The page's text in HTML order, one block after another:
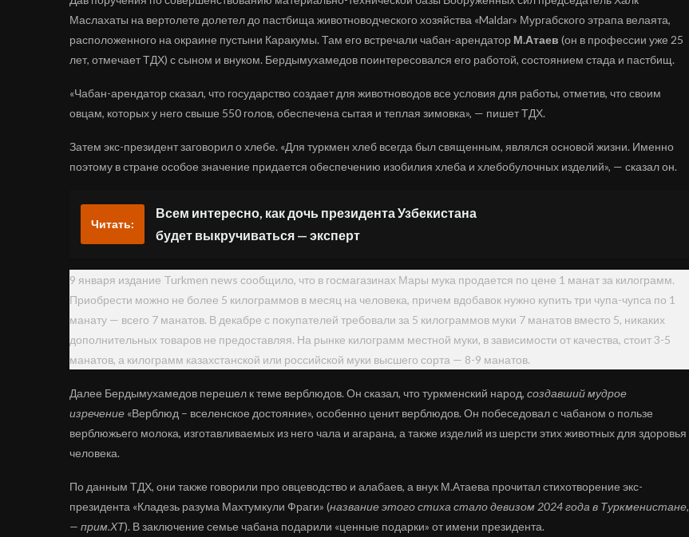
Маслахаты на вертолете долетел до пастбища животноводческого хозяйства «Maldar» Мургабского этрапа велаята,
расположенного на окраине пустыни Каракумы. Там его встречали чабан-арендатор М.Атаев (он в профессии уже 25
лет, отмечает ТДХ) с сыном и внуком. Бердымухамедов поинтересовался его работой, состоянием стада и пастбищ.
«Чабан-арендатор сказал, что государство создает для животноводов все условия для работы, отметив, что своим
овцам, которых у него свыше 550 голов, обеспечена сытая и теплая зимовка», — пишет ТДХ.
Затем экс-президент заговорил о хлебе. «Для туркмен хлеб всегда был священным, являлся основой жизни. Именно
поэтому в стране особое значение придается обеспечению изобилия хлеба и хлебобулочных изделий», — сказал он.
Читать:
Всем интересно, как дочь президента Узбекистана
будет выкручиваться — эксперт
9 января издание Turkmen news сообщило, что в госмагазинах Мары мука продается по цене 1 манат за килограмм.
Приобрести можно не более 5 килограммов в месяц на человека, причем вдобавок нужно купить три чупа-чупса по 1
манату — всего 7 манатов. В декабре с покупателей требовали за 5 килограммов муки 7 манатов вместо 5, никаких
дополнительных товаров не предоставляя. На рынке килограмм местной муки, в зависимости от качества, стоит 3-5
манатов, а килограмм казахстанской или российской муки высшего сорта — 8-9 манатов.
Далее Бердымухамедов перешел к теме верблюдов. Он сказал, что туркменский народ, создавший мудрое
изречение «Верблюд – вселенское достояние», особенно ценит верблюдов. Он побеседовал с чабаном о пользе
верблюжьего молока, изготавливаемых из него чала и агарана, а также изделий из шерсти этих животных для здоровья
человека.
По данным ТДХ, они также говорили про овцеводство и алабаев, а внук М.Атаева прочитал стихотворение экс-
президента «Кладезь разума Махтумкули Фраги» (название этого стиха стало девизом 2024 года в Туркменистане,
— прим.ХТ). В заключение семье чабана подарили «ценные подарки» от имени президента.